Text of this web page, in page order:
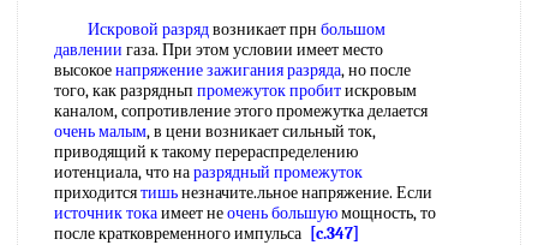
Искровой разрядвозникает прн большом
давлении газа. При этом условии имеет место
высокоенапряжение зажигания разряда, но после
того, как разрядньп промежуток пробитискровым
каналом, сопротивление этого промежутка делается
очень малым, в цени возникает сильный ток,
приводящий к такому перераспределению
иотенциала, что наразрядный промежуток
приходитсятишьнезначите.льное напряжение. Если
источник токаимеет неочень большуюмощность, то
после кратковременного импульса [c.347]